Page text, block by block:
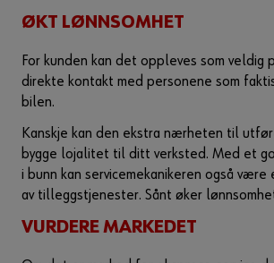
ØKT LØNNSOMHET
For kunden kan det oppleves som veldig
direkte kontakt med personene som
bilen.
Kanskje kan den ekstra nærheten til
bygge lojalitet til ditt verksted. Med et
i bunn kan servicemekanikeren også
av tilleggstjenester. Sånt øker
VURDERE MARKEDET